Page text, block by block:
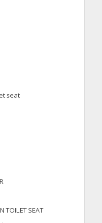
seat
TOILET SEAT